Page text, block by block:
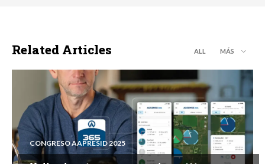
Related Articles ALL MÁS
CONGRESO AAPRESID 2025